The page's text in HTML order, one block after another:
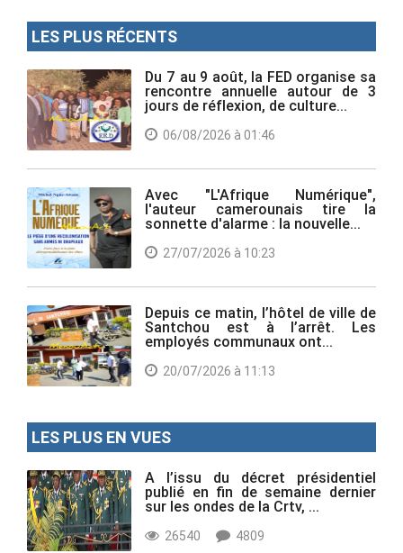
LES PLUS RÉCENTS
Du 7 au 9 août, la FED organise sa
rencontre annuelle autour de 3
jours de réflexion, de culture...
06/08/2026 à 01:46
Avec "L'Afrique Numérique",
l'auteur camerounais tire la
sonnette d'alarme : la nouvelle...
27/07/2026 à 10:23
Depuis ce matin, l’hôtel de ville de
Santchou est à l’arrêt. Les
employés communaux ont...
20/07/2026 à 11:13
LES PLUS EN VUES
A l’issu du décret présidentiel
publié en fin de semaine dernier
sur les ondes de la Crtv, ...
26540 4809